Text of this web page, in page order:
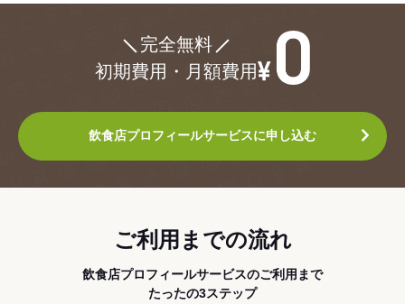
完全無料
初期費用・月額費用
飲食店プロフィールサービスに申し込む
ご利用までの流れ
飲食店プロフィールサービスのご利用まで
たったの3ステップ